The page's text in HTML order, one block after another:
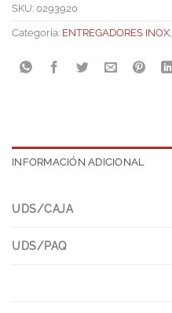
SKU: 0293920
Categoría: ENTREGADORES INOX,
INFORMACIÓN ADICIONAL
UDS/CAJA
UDS/PAQ